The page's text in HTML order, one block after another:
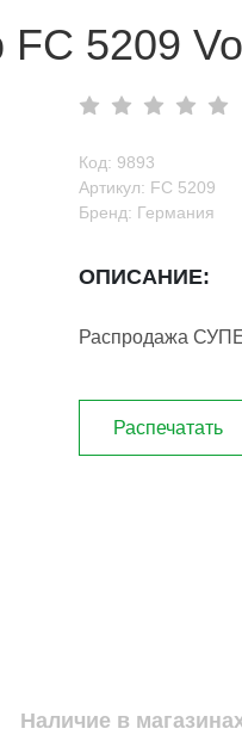
5209
Код: 9893
Артикул: FC 5209
Бренд: Германия
ОПИСАНИЕ:
Распродажа
Распечатать
Наличие в